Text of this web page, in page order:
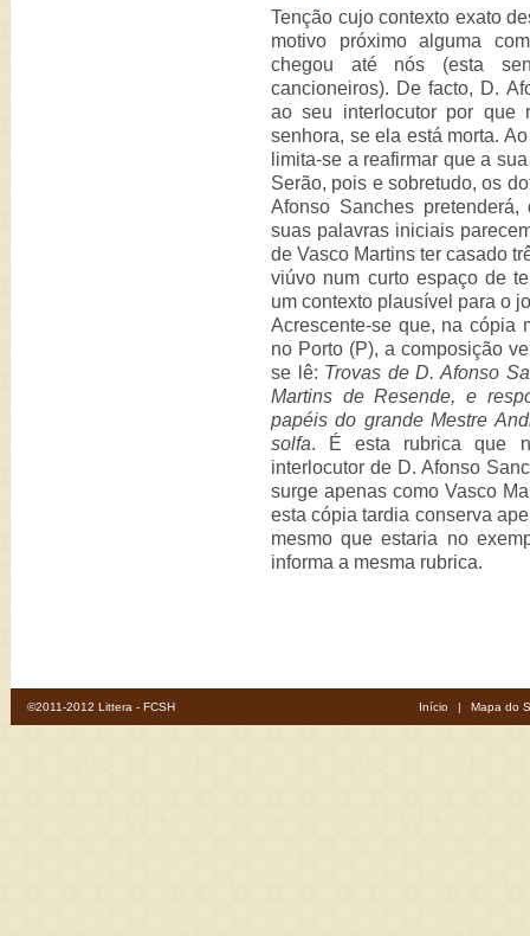
Tenção cujo contexto exato
motivo próximo alguma
chegou até nós (esta
cancioneiros). De facto, D.
ao seu interlocutor por que
senhora, se ela está morta.
limita-se a reafirmar que a
Serão, pois e sobretudo, os
Afonso Sanches
suas palavras iniciais
de Vasco Martins ter casado
viúvo num curto espaço de
um contexto plausível para o
Acrescente-se que, na cópia
no Porto (P), a composição
se lê: Trovas de D. Afonso
Martins de Resende, e
papéis do grande Mestre
solfa. É esta rubrica que
interlocutor de D. Afonso
surge apenas como Vasco
esta cópia tardia conserva
mesmo que estaria no
informa a mesma rubrica.
©2011-2012 Littera - FCSH Início | Mapa do